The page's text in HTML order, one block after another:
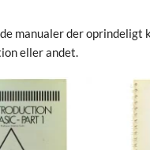
manualer der oprindeligt
eller andet.